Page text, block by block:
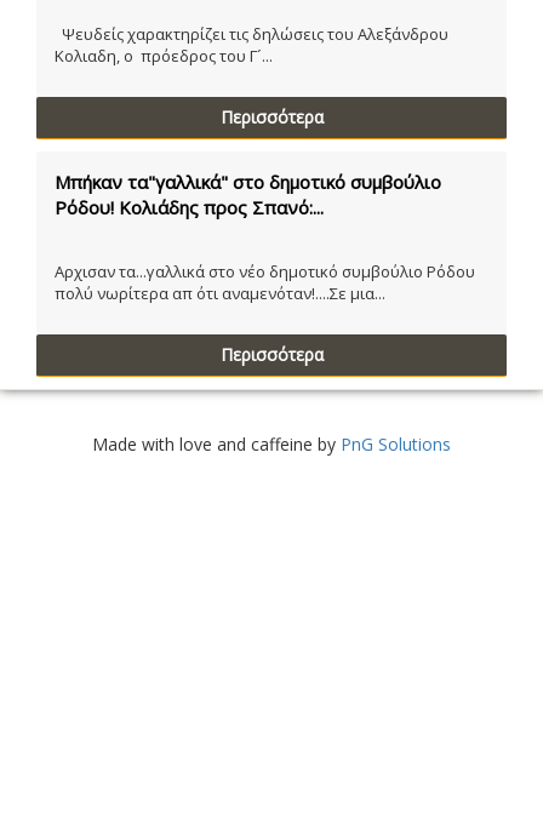
Ψευδείς χαρακτηρίζει τις δηλώσεις του Αλεξάνδρου
Κολιαδη, ο πρόεδρος του Γ´...
Περισσότερα
Μπήκαν τα"γαλλικά" στο δημοτικό συμβούλιο
Ρόδου! Κολιάδης προς Σπανό:...
Αρχισαν τα...γαλλικά στο νέο δημοτικό συμβούλιο Ρόδου
πολύ νωρίτερα απ ότι αναμενόταν!....Σε μια...
Περισσότερα
Made with love and caffeine by PnG Solutions